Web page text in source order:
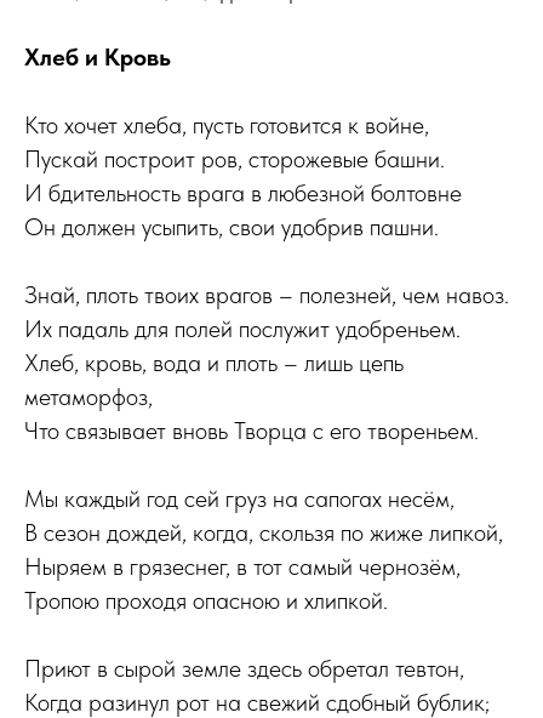
Хлеб и Кровь
Кто хочет хлеба, пусть готовится к войне,
Пускай построит ров, сторожевые башни.
И бдительность врага в любезной болтовне
Он должен усыпить, свои удобрив пашни.
Знай, плоть твоих врагов – полезней, чем навоз.
Их падаль для полей послужит удобреньем.
Хлеб, кровь, вода и плоть – лишь цепь
метаморфоз,
Что связывает вновь Творца с его твореньем.
Мы каждый год сей груз на сапогах несём,
В сезон дождей, когда, скользя по жиже липкой,
Ныряем в грязеснег, в тот самый чернозём,
Тропою проходя опасною и хлипкой.
Приют в сырой земле здесь обретал тевтон,
Когда разинул рот на свежий сдобный бублик;